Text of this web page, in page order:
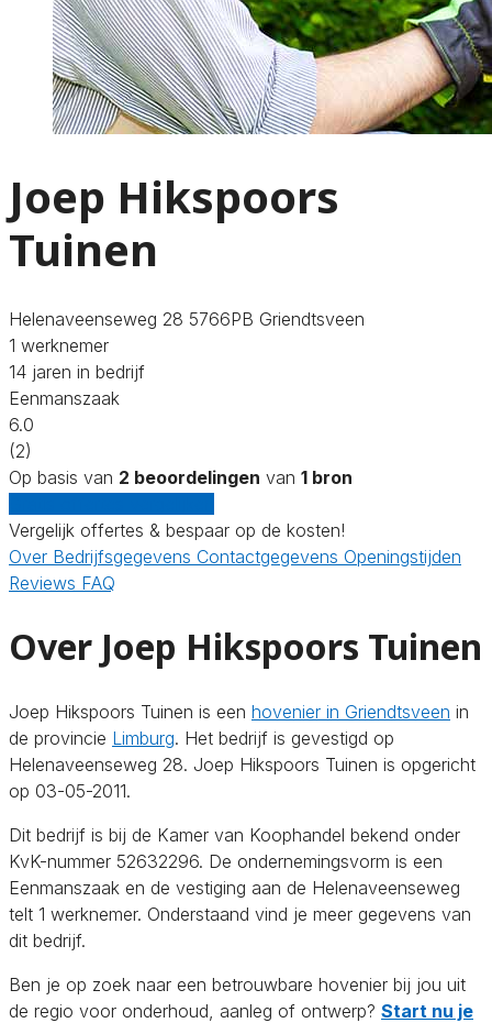
Joep Hikspoors
Tuinen
Helenaveenseweg 28 5766PB Griendtsveen
1 werknemer
14 jaren in bedrijf
Eenmanszaak
6.0
(2)
Op basis van 2 beoordelingen van 1 bron
Vergelijk offertes & bespaar op de kosten!
Over Bedrijfsgegevens Contactgegevens Openingstijden
Reviews FAQ
Over Joep Hikspoors Tuinen
Joep Hikspoors Tuinen is een hovenier in Griendtsveen in
de provincie Limburg. Het bedrijf is gevestigd op
Helenaveenseweg 28. Joep Hikspoors Tuinen is opgericht
op 03-05-2011.
Dit bedrijf is bij de Kamer van Koophandel bekend onder
KvK-nummer 52632296. De ondernemingsvorm is een
Eenmanszaak en de vestiging aan de Helenaveenseweg
telt 1 werknemer. Onderstaand vind je meer gegevens van
dit bedrijf.
Ben je op zoek naar een betrouwbare hovenier bij jou uit
de regio voor onderhoud, aanleg of ontwerp? Start nu je